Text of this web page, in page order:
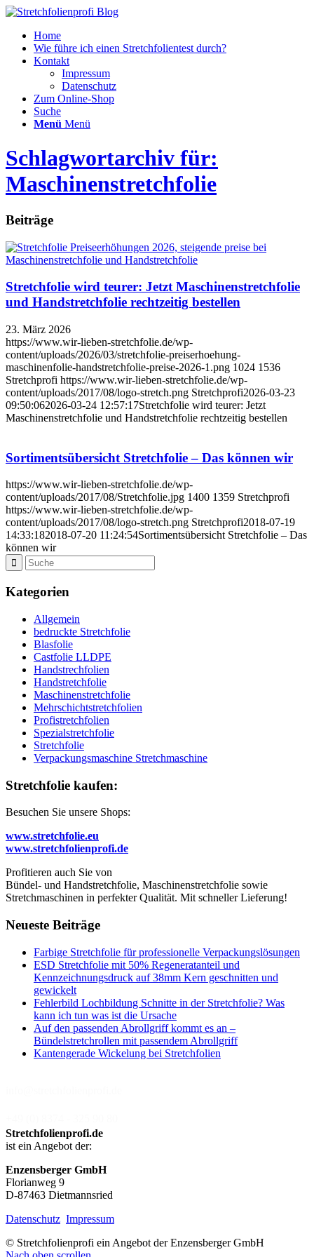
Home
Wie führe ich einen Stretchfolientest durch?
Kontakt
Impressum
Datenschutz
Zum Online-Shop
Suche
Menü Menü
Schlagwortarchiv für:
Maschinenstretchfolie
Beiträge
Stretchfolie wird teurer: Jetzt Maschinenstretchfolie
und Handstretchfolie rechtzeitig bestellen
23. März 2026
https://www.wir-lieben-stretchfolie.de/wp-
content/uploads/2026/03/stretchfolie-preiserhoehung-
maschinenfolie-handstretchfolie-preise-2026-1.png 1024 1536
Stretchprofi https://www.wir-lieben-stretchfolie.de/wp-
content/uploads/2017/08/logo-stretch.png Stretchprofi2026-03-23
09:50:062026-03-24 12:57:17Stretchfolie wird teurer: Jetzt
Maschinenstretchfolie und Handstretchfolie rechtzeitig bestellen
Sortimentsübersicht Stretchfolie – Das können wir
https://www.wir-lieben-stretchfolie.de/wp-
content/uploads/2017/08/Stretchfolie.jpg 1400 1359 Stretchprofi
https://www.wir-lieben-stretchfolie.de/wp-
content/uploads/2017/08/logo-stretch.png Stretchprofi2018-07-19
14:33:182018-07-20 11:24:54Sortimentsübersicht Stretchfolie – Das
können wir
Kategorien
Allgemein
bedruckte Stretchfolie
Blasfolie
Castfolie LLDPE
Handstrechfolien
Handstretchfolie
Maschinenstretchfolie
Mehrschichtstretchfolien
Profistretchfolien
Spezialstretchfolie
Stretchfolie
Verpackungsmaschine Stretchmaschine
Stretchfolie kaufen:
Besuchen Sie unsere Shops:
www.stretchfolie.eu
www.stretchfolienprofi.de
Profitieren auch Sie von
Bündel- und Handstretchfolie, Maschinenstretchfolie sowie
Stretchmaschinen in perfekter Qualität. Mit schneller Lieferung!
Neueste Beiträge
Farbige Stretchfolie für professionelle Verpackungslösungen
ESD Stretchfolie mit 50% Regeneratanteil und
Kennzeichnungsdruck auf 38mm Kern geschnitten und
gewickelt
Fehlerbild Lochbildung Schnitte in der Stretchfolie? Was
kann ich tun was ist die Ursache
Auf den passenden Abrollgriff kommt es an –
Bündelstretchrollen mit passendem Abrollgriff
Kantengerade Wickelung bei Stretchfolien
Stretchfolienprofi.de
ist ein Angebot der:
Enzensberger GmbH
Florianweg 9
D-87463 Dietmannsried
Datenschutz Impressum
© Stretchfolienprofi ein Angebot der Enzensberger GmbH